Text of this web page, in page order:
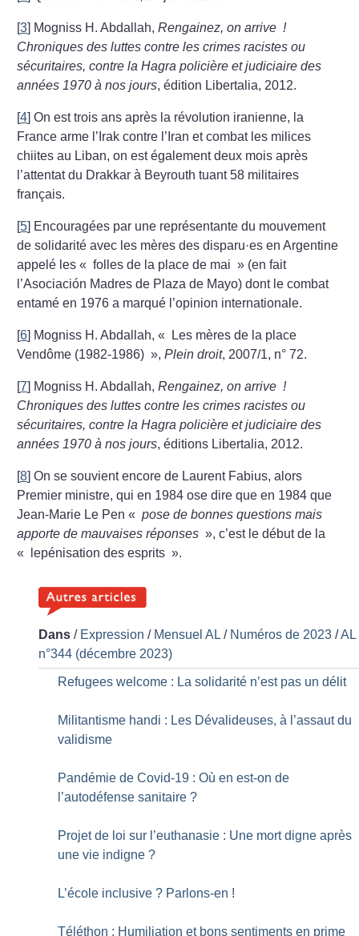
[3] Mogniss H. Abdallah,Rengainez, on arrive !
Chroniques des luttes contre les crimes racistes ou
sécuritaires, contre la Hagra policière et judiciaire des
années 1970 à nos jours, édition Libertalia, 2012.
[4]On est trois ans après la révolution iranienne, la
France arme l’Irak contre l’Iran et combat les milices
chiites au Liban, on est également deux mois après
l’attentat du Drakkar à Beyrouth tuant 58 militaires
français.
[5] Encouragées par une représentante du mouvement
de solidarité avec les mères des disparu·es en Argentine
appelé les « folles de la place de mai » (en fait
l’Asociación Madres de Plaza de Mayo) dont le combat
entamé en 1976 a marqué l’opinion internationale.
[6] Mogniss H. Abdallah, «
Les mères de la place
Vendôme (1982-1986) »,Plein droit, 2007/1, n° 72.
[7] Mogniss H. Abdallah,Rengainez, on arrive !
Chroniques des luttes contre les crimes racistes ou
sécuritaires, contre la Hagra policière et judiciaire des
années 1970 à nos jours, éditions Libertalia, 2012.
[8]On se souvient encore de Laurent Fabius, alors
Premier ministre, qui en 1984 ose dire que en 1984 que
Jean-Marie Le Pen « pose de bonnes questions mais
apporte de mauvaises réponses », c’est le début de la
«
lepénisation des esprits ».
Dans / Expression / Mensuel AL / Numéros de 2023 /AL
n°344 (décembre 2023)
Refugees welcome : La solidarité n’est pas un délit
Militantisme handi : Les Dévalideuses, à l’assaut du
validisme
Pandémie de Covid-19 : Où en est-on de
l’autodéfense sanitaire ?
Projet de loi sur l’euthanasie : Une mort digne après
une vie indigne ?
L’école inclusive ? Parlons-en !
Téléthon : Humiliation et bons sentiments en prime